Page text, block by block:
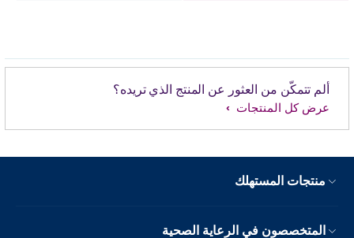
ألم تتمكّن من العثور عن المنتج الذي تريده؟
عرض كل المنتجات
منتجات المستهلك
المتخصصون في الرعاية الصحية